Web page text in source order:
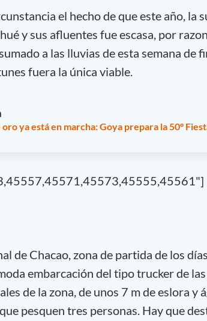
el hecho de que este año, la
y sus afluentes fue escasa, por
a las lluvias de esta semana de
fuera la única viable.
oro ya está en marcha: Goya prepara la 50°
de Chacao, zona de partida de los
embarcación del tipo trucker de
de la zona, de unos 7 m de eslora y
pesquen tres personas. Hay que